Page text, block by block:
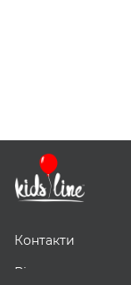
Контакти
Відгуки про нас